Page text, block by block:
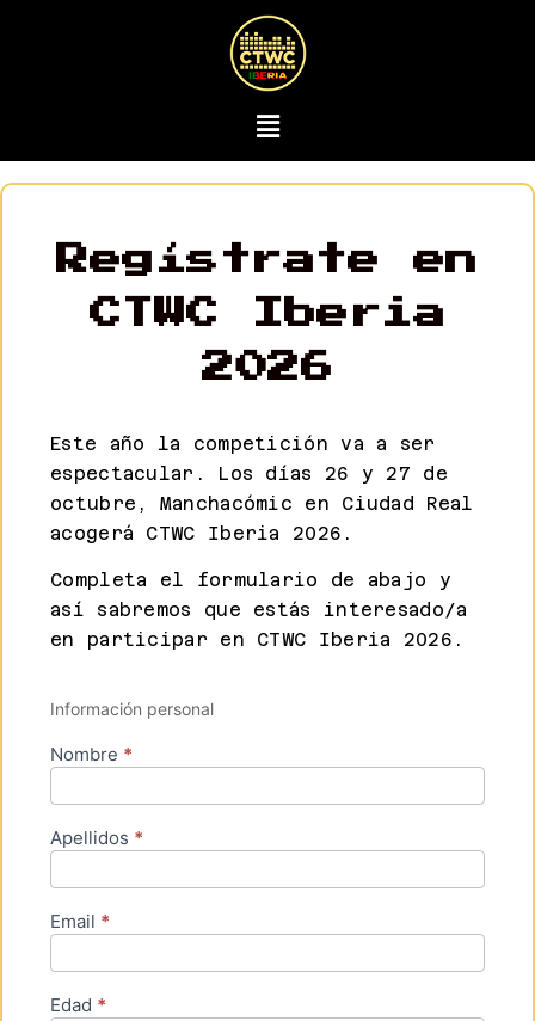
Regístrate en
CTWC Iberia
2026
Este año la competición va a ser
espectacular. Los días 26 y 27 de
octubre, Manchacómic en Ciudad Real
acogerá CTWC Iberia 2026.
Completa el formulario de abajo y
así sabremos que estás interesado/a
en participar en CTWC Iberia 2026.
Registro_2026_ES
Información personal
Nombre *
Apellidos *
Email *
Edad *